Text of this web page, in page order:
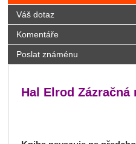
Váš dotaz
Komentáře
Poslat známénu
Hal Elrod Zázračná